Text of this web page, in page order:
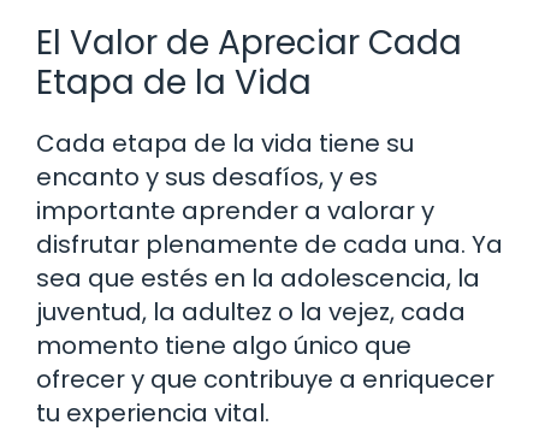
El Valor de Apreciar Cada
Etapa de la Vida
Cada etapa de la vida tiene su
encanto y sus desafíos, y es
importante aprender a valorar y
disfrutar plenamente de cada una. Ya
sea que estés en la adolescencia, la
juventud, la adultez o la vejez, cada
momento tiene algo único que
ofrecer y que contribuye a enriquecer
tu experiencia vital.